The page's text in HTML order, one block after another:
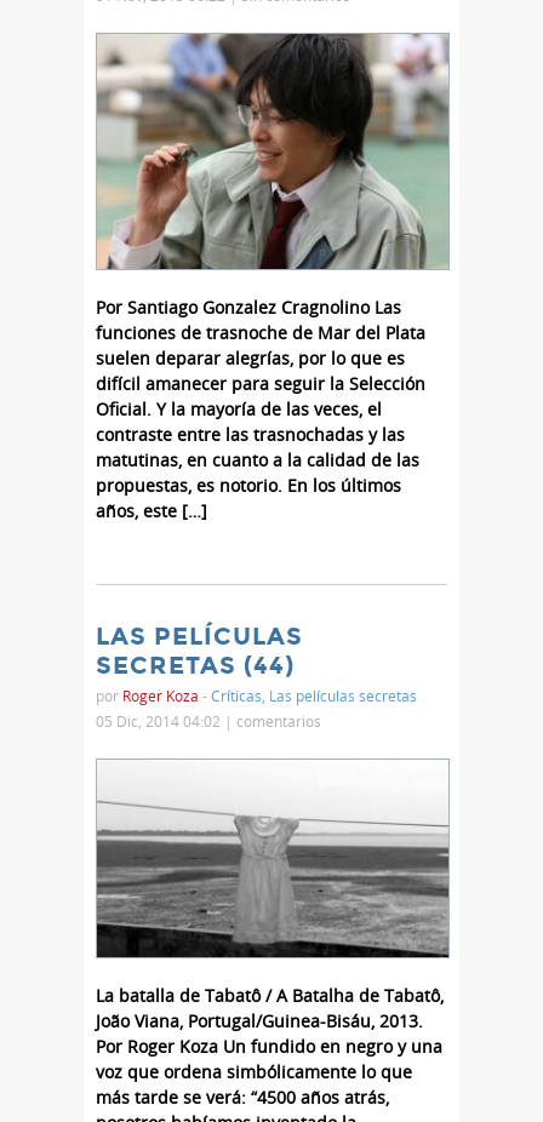
Por Santiago Gonzalez Cragnolino Las
funciones de trasnoche de Mar del Plata
suelen deparar alegrías, por lo que es
difícil amanecer para seguir la Selección
Oficial. Y la mayoría de las veces, el
contraste entre las trasnochadas y las
matutinas, en cuanto a la calidad de las
propuestas, es notorio. En los últimos
años, este […]
LAS PELÍCULAS
SECRETAS (44)
por Roger Koza -Críticas Las películas secretas
05 Dic, 2014 04:02 | comentarios
La batalla de Tabatô / A Batalha de Tabatô,
João Viana, Portugal/Guinea-Bisáu, 2013.
Por Roger Koza Un fundido en negro y una
voz que ordena simbólicamente lo que
más tarde se verá: “4500 años atrás,